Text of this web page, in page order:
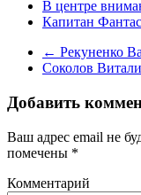
В центре
Капитан
← Рекуненко
Соколов
Добавить
Ваш адрес email не
помечены *
Комментарий